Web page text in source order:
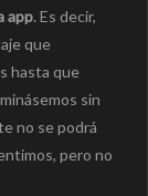
app. Es decir,
que
hasta que
sin
no se podrá
pero no